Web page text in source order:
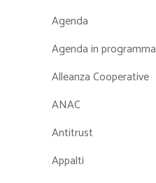
Agenda
Agenda in programma
Alleanza Cooperative
ANAC
Antitrust
Appalti